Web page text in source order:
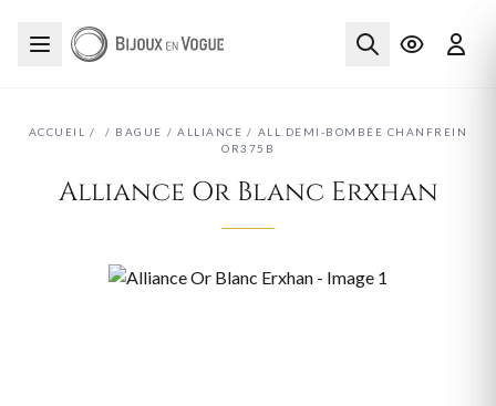
ACCUEIL / / BAGUE / ALLIANCE / ALL.DEMI-BOMBÉE CHANFREIN
OR375B
Alliance Or Blanc Erxhan